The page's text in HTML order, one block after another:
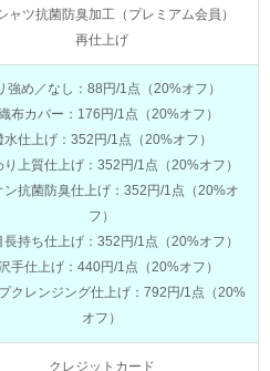
ャツ抗菌防臭加工（プレミアム会員）
再仕上げ
強め／なし：88円/1点（20%オフ）
布カバー：176円/1点（20%オフ）
水仕上げ：352円/1点（20%オフ）
り上質仕上げ：352円/1点（20%オフ）
ン抗菌防臭仕上げ：352円/1点（20%オ
フ）
長持ち仕上げ：352円/1点（20%オフ）
手仕上げ：440円/1点（20%オフ）
クレンジング仕上げ：792円/1点（20%
オフ）
クレジットカード